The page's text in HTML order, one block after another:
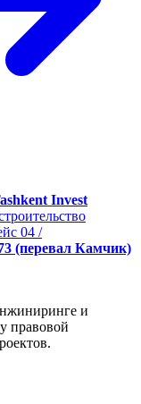
Invest
04 /
(перевал Камчик)
и
правовой